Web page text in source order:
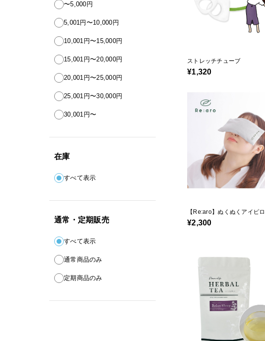
〜5,000円
5,001円〜10,000円
10,001円〜15,000円
15,001円〜20,000円
20,001円〜25,000円
25,001円〜30,000円
30,001円〜
在庫
すべて表示
通常・定期販売
すべて表示
通常商品のみ
定期商品のみ
ストレッチチューブ
¥1,320
【Re:aro】ぬくぬくアイピ
¥2,300